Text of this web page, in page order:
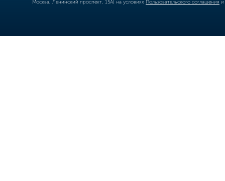
Москва, Ленинский проспект, 15А) на условиях Пользовательского соглашения и